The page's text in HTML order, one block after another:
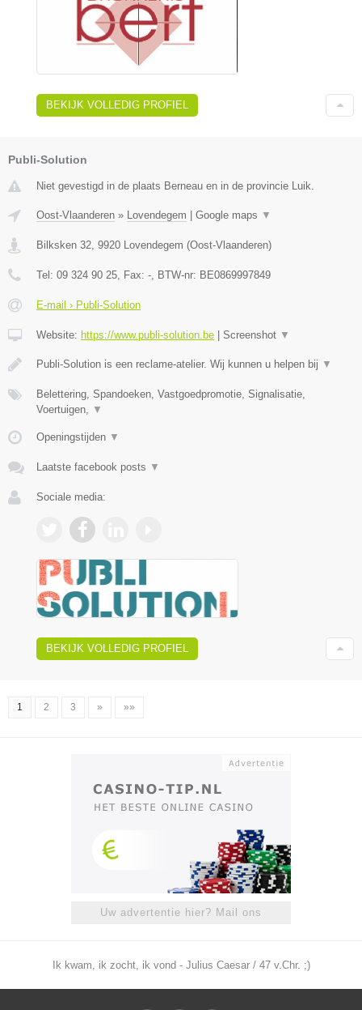
BEKIJK VOLLEDIG PROFIEL
Publi-Solution
Niet gevestigd in de plaats Berneau en in de provincie Luik.
Oost-Vlaanderen » Lovendegem Google maps ▼
Bilksken 32, 9920 Lovendegem (Oost-Vlaanderen)
Tel: 09 324 90 25, Fax: -, BTW-nr: BE0869997849
E-mail › Publi-Solution
Website: https://www.publi-solution.be Screenshot ▼
Publi-Solution is een reclame-atelier. Wij kunnen u helpen bij ▼
Belettering, Spandoeken, Vastgoedpromotie, Signalisatie,
Voertuigen, ▼
Openingstijden ▼
Laatste facebook posts ▼
Sociale media:
BEKIJK VOLLEDIG PROFIEL
1 2 3 » »»
Uw advertentie hier? Mail ons
Ik kwam, ik zocht, ik vond - Julius Caesar / 47 v.Chr. ;)